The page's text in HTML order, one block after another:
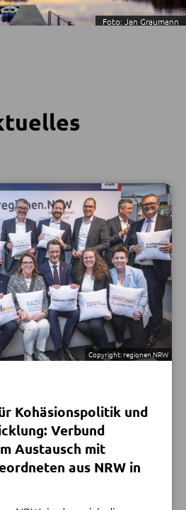
Foto: Jan Graumann
Copyright: regionen.NRW
MEHR
Kohäsionspolitik und
Verbund
Austausch mit
aus NRW in